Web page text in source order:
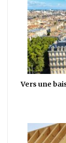
Vers une